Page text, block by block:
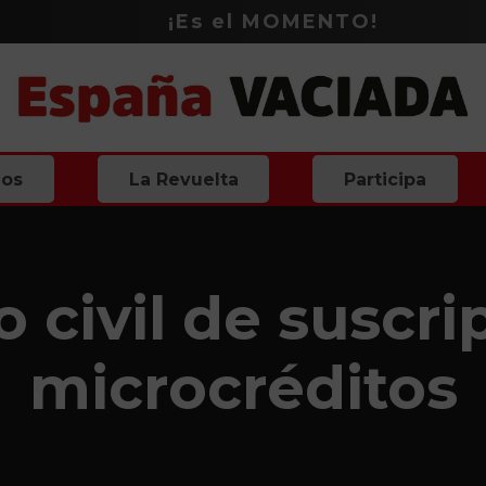
¡Es el MOMENTO!
La Revuelta Participa
civil de
microcréditos